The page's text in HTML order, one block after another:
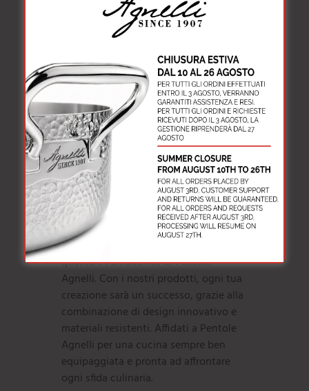
pizzeria. Che tu preferisca una pizza
sottile o una base più spessa, troverai
la teglia ideale per ogni tua ricetta.
Oltre alle teglie, la nostra selezione
comprende anche una varietà di
strumenti utili come spatole, mattarelli
e stampi, tutti pensati per facilitare
ogni fase della preparazione. Ogni
utensile è progettato per offrire
praticità e precisione, aiutandoti a
creare capolavori culinari con facilità.
Esplora la nostra gamma di strumenti
per pasticceria e pizza e scopri la
qualità e l’affidabilità di Pentole
Agnelli. Con i nostri prodotti, ogni tua
creazione sarà un successo, grazie alla
combinazione di design innovativo e
materiali resistenti. Affidati a Pentole
Agnelli per una cucina sempre ben
equipaggiata e pronta ad affrontare
ogni sfida culinaria.